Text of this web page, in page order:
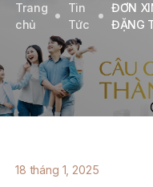
Trang
chủ
Tin
Tức
ĐƠN
ĐẶNG
18 tháng 1, 2025